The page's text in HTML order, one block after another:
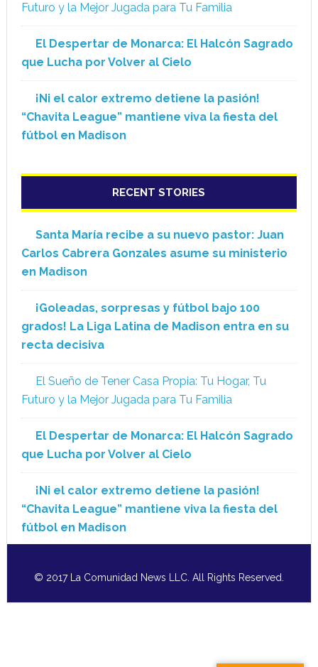
Futuro y la Mejor Jugada para Tu Familia
El Despertar de Monarca: El Halcón Sagrado
que Lucha por Volver al Cielo
¡Ni el calor extremo detiene la pasión!
“Chavita League” mantiene viva la fiesta del
fútbol en Madison
RECENT STORIES
Santa María recibe a su nuevo pastor: Juan
Carlos Cabrera Gonzales asume su ministerio
en Madison
¡Goleadas, sorpresas y fútbol bajo 100
grados! La Liga Latina de Madison entra en su
recta decisiva
El Sueño de Tener Casa Propia: Tu Hogar, Tu
Futuro y la Mejor Jugada para Tu Familia
El Despertar de Monarca: El Halcón Sagrado
que Lucha por Volver al Cielo
¡Ni el calor extremo detiene la pasión!
“Chavita League” mantiene viva la fiesta del
fútbol en Madison
© 2017 La Comunidad News LLC. All Rights Reserved.